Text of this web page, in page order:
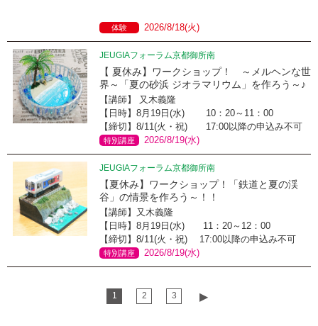
体験 2026/8/18(火)
JEUGIAフォーラム京都御所南
【 夏休み】ワークショップ！ ～メルヘンな世
界～「夏の砂浜 ジオラマリウム」を作ろう～♪
【講師】 又木義隆
【日時】8月19日(水) 10：20～11：00
【締切】8/11(火・祝) 17:00以降の申込み不可
特別講座 2026/8/19(水)
JEUGIAフォーラム京都御所南
【夏休み】ワークショップ！「鉄道と夏の渓
谷」の情景を作ろう～！！
【講師】又木義隆
【日時】8月19日(水) 11：20～12：00
【締切】8/11(火・祝) 17:00以降の申込み不可
特別講座 2026/8/19(水)
1 2 3 ▶︎